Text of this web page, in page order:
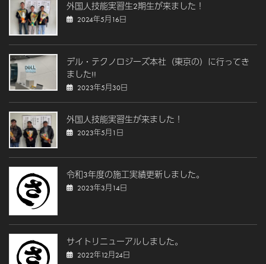
外国人技能実習生2期生が来ました！
2024年5月16日
デル・テクノロジーズ本社（東京の）に行ってき
ました!!
2023年5月30日
外国人技能実習生が来ました！
2023年5月1日
令和3年度の施工実績更新しました。
2023年3月14日
サイトリニューアルしました。
2022年12月24日